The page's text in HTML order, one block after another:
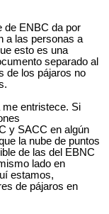
de ENBC da por
a las personas a
esto es una
separado al
de los pájaros no
me entristece. Si
y SACC en algún
la nube de puntos
de las del EBNC
lado en
estamos,
de pájaros en